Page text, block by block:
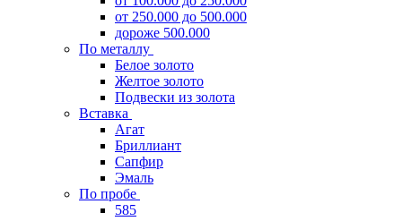
от 250.000 до 500.000
дороже 500.000
По металлу
Белое золото
Желтое золото
Подвески из золота
Вставка
Агат
Бриллиант
Сапфир
Эмаль
По пробе
585